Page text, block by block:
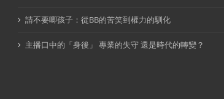
請不要唧孩子：從BB的苦笑到權力的馴化
主播口中的「身後」 專業的失守 還是時代的轉變？